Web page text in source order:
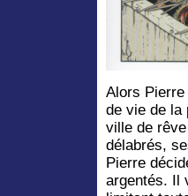
Alors Pierre
de vie de la
ville de
délabrés,
Pierre
argentés. Il